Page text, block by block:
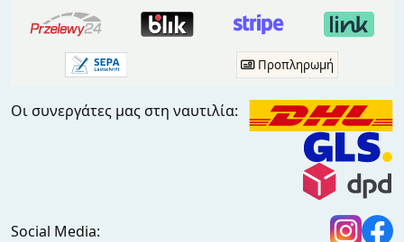
Προπληρωμή
Οι συνεργάτες μας στη ναυτιλία:
Social Media: